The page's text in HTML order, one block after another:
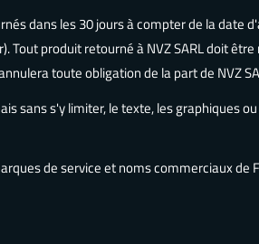
dans les 30 jours à compter de la
produit retourné à NVZ SARL doit
toute obligation de la part de NVZ
sans s'y limiter, le texte, les
de service et noms commerciaux